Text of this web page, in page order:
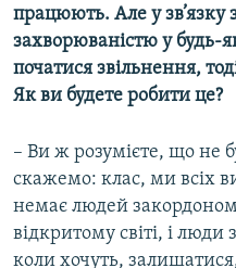
працюють. Але у зв’язку
захворюваністю у будь-
початися звільнення,
Як ви будете робити це?
– Ви ж розумієте, що не
скажемо: клас, ми всіх
немає людей
відкритому світі, і
коли хочуть,